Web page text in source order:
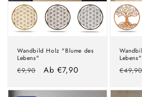
Wandbild Holz "Blume des
Lebens"
Normaler
€9,90 Verkaufspreis
Ab €7,90 €49,90